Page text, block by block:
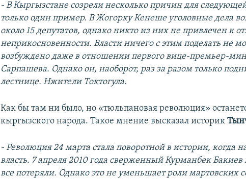
- В Кыргызстане созрели несколько причин для
только один пример. В Жогорку Кенеше уголовные дела
около 15 депутатов, однако никто из них не привлечен к
неприкосновенности. Власти ничего с этим поделать не
возбуждено даже в отношении первого вице-премьер-
Сарпашева. Однако он, наоборот, раз за разом только
лестнице. Нжители Токтогула.
Как бы там ни было, но «тюльпановая революция»
кыргызского народа. Такое мнение высказал историк
- Революция 24 марта стала поворотной в истории, когда
власть. 7 апреля 2010 года сверженный Курманбек
все потеряли. Однако это не уменьшает роли мартовских